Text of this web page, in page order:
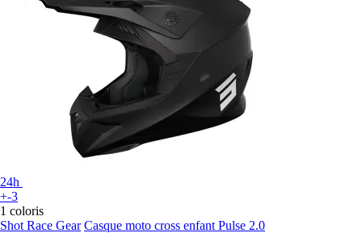
24h
+-3
1 coloris
Shot Race Gear Casque moto cross enfant Pulse 2.0